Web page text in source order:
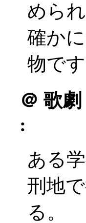
めら
確か
物です
＠ 歌
:
ある
刑地
る。